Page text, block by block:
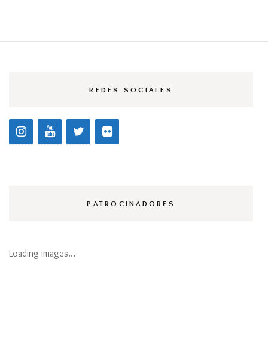
REDES SOCIALES
PATROCINADORES
Loading images…